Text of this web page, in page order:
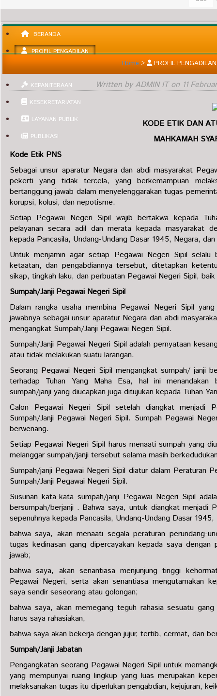
BERANDA
PROFIL PENGADILAN
KEPANITERAAN
KESEKRETARIATAN
LAYANAN PUBLIK
PUBLIKASI
Home> PROFIL PENGADILAN
Written by ADMIN IT on 11
KODE ETIK DAN
MAHKAMAH
Kode Etik PNS
Sebagai unsur aparatur Negara dan abdi masyarakat
pekerti yang tidak tercela, yang berkemampuan
bertanggung jawab dalam menyelenggarakan tugas
korupsi, kolusi, dan nepotisme.
Setiap Pegawai Negeri Sipil wajib bertakwa kepada
pelayanan secara adil dan merata kepada masyarakat
kepada Pancasila, Undang-Undang Dasar 1945, Negara,
Untuk menjamin agar setiap Pegawai Negeri Sipil selalu
ketaatan, dan pengabdiannya tersebut, ditetapkan
sikap, tingkah laku, dan perbuatan Pegawai Negeri Sipil,
Sumpah/Janji Pegawai Negeri Sipil
Dalam rangka usaha membina Pegawai Negeri Sipil
jawabnya sebagai unsur aparatur Negara dan abdi
mengangkat Sumpah/Janji Pegawai Negeri Sipil.
Sumpah/Janji Pegawai Negeri Sipil adalah pernyataan
atau tidak melakukan suatu larangan.
Seorang Pegawai Negeri Sipil mengangkat sumpah/ janji
terhadap Tuhan Yang Maha Esa, hal ini menandakan
sumpah/janji yang diucapkan juga ditujukan kepada Tuhan
Calon Pegawai Negeri Sipil setelah diangkat menjadi
Sumpah/Janji Pegawai Negeri Sipil. Sumpah Pegawai
berwenang.
Setiap Pegawai Negeri Sipil harus menaati sumpah yang
melanggar sumpah/janji tersebut selama masih
Sumpah/janji Pegawai Negeri Sipil diatur dalam Peraturan
Sumpah/Janji Pegawai Negeri Sipil.
Susunan kata-kata sumpah/janji Pegawai Negeri Sipil
bersumpah/berjanji . Bahwa saya, untuk diangkat menjadi
sepenuhnya kepada Pancasila, Undanq-Undang Dasar
bahwa saya, akan menaati segala peraturan perundang-
tugas kedinasan gang dipercayakan kepada saya dengan
jawab;
bahwa saya, akan senantiasa menjunjung tinggi
Pegawai Negeri, serta akan senantiasa mengutamakan
saya sendir seseorang atau golongan;
bahwa saya, akan memegang teguh rahasia sesuatu
harus saya rahasiakan;
bahwa saya akan bekerja dengan jujur, tertib, cermat, dan
Sumpah/Janji Jabatan
Pengangkatan seorang Pegawai Negeri Sipil untuk
yang mempunyai ruang lingkup yang luas merupakan
melaksanakan tugas itu diperlukan pengabdian, kejujuran,